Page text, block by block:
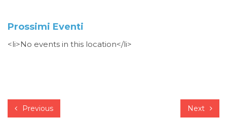
Prossimi Eventi
<li>No events in this location</li>
Previous Next